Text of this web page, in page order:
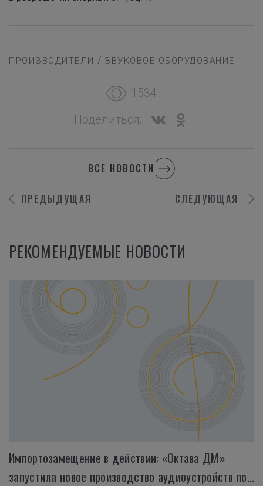
ПРОИЗВОДИТЕЛИ / ЗВУКОВОЕ ОБОРУДОВАНИЕ
1534
Поделиться:
ПРЕДЫДУЩАЯ
ВСЕ НОВОСТИ
СЛЕДУЮЩАЯ
РЕКОМЕНДУЕМЫЕ НОВОСТИ
Импортозамещение в действии: «Октава ДМ»
запустила новое производство аудиоустройств полного цикла